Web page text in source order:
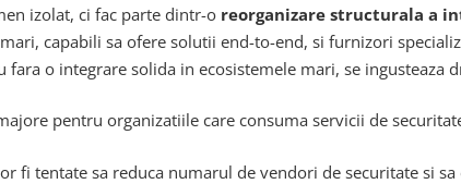
izolat, ci fac parte dintr-o reorganizare structurala a
capabili sa ofere solutii end-to-end, si furnizori
o integrare solida in ecosistemele mari, se ingusteaza
pentru organizatiile care consuma servicii de
fi tentate sa reduca numarul de vendori de securitate si